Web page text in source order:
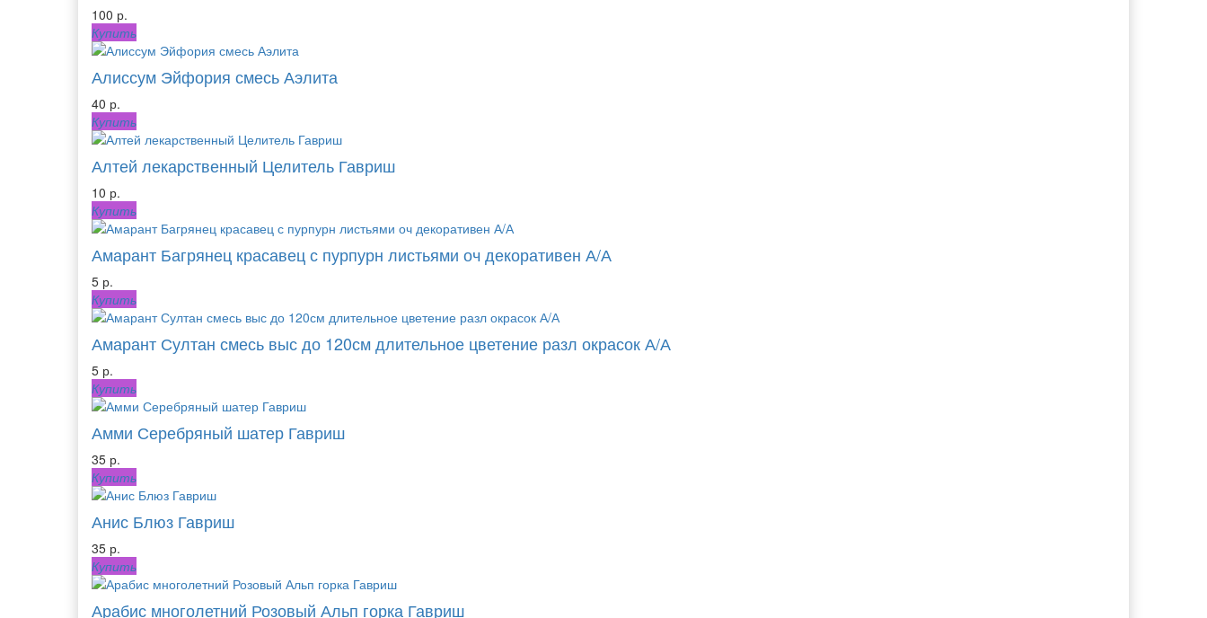
100 р.
Купить
Алиссум Эйфория смесь Аэлита
40 р.
Купить
Алтей лекарственный Целитель Гавриш
10 р.
Купить
Амарант Багрянец красавец с пурпурн листьями оч декоративен А/А
5 р.
Купить
Амарант Султан смесь выс до 120см длительное цветение разл окрасок А/А
5 р.
Купить
Амми Серебряный шатер Гавриш
35 р.
Купить
Анис Блюз Гавриш
35 р.
Купить
Арабис многолетний Розовый Альп горка Гавриш